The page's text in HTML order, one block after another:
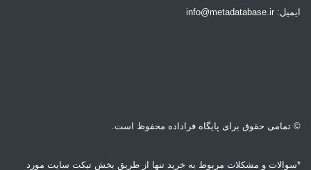
ایمیل: info@metadatabase.ir
© تمامی حقوق برای پایگاه فراداده محفوظ است.
*سوالات و مشکلات مربوط به خرید تنها از طریق بخش تیکت سایت مورد